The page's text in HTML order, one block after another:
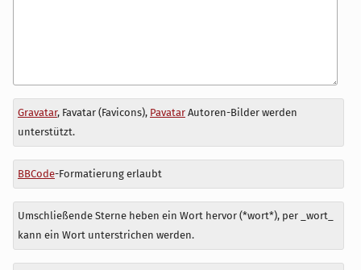
Antwort
zu
Gravatar, Favatar (Favicons), PavatarAutoren-Bilder werden
unterstützt.
BBCode-Formatierung erlaubt
Umschließende Sterne heben ein Wort hervor (*wort*), per _wort_
kann ein Wort unterstrichen werden.